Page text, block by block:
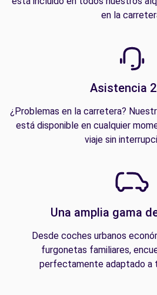
en la
Asistencia
¿Problemas en la carretera?
está disponible en cualquier
viaje sin
Una amplia gama
Desde coches urbanos
furgonetas familiares,
perfectamente adaptado a